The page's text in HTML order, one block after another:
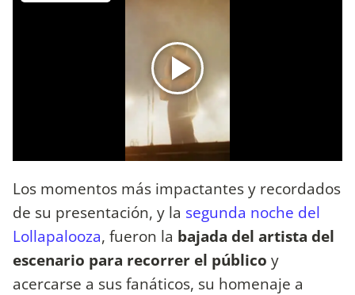
Los momentos más impactantes y recordados
de su presentación, y la segunda noche del
Lollapalooza, fueron la bajada del artista del
escenario para recorrer el público y
acercarse a sus fanáticos, su homenaje a